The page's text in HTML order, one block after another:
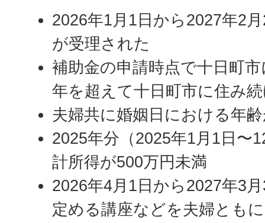
2026年1月1日から2027年2
が受理された
補助金の申請時点で十日町
年を超えて十日町市に住み
夫婦共に婚姻日における年
2025年分（2025年1月1日〜
計所得が500万円未満
2026年4月1日から2027年3
定める講座などを夫婦とも